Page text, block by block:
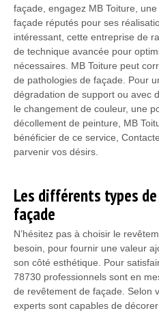
façade, engagez MB Toiture,
façade réputés pour ses
intéressant, cette entreprise de
de technique avancée pour
nécessaires. MB Toiture peut
de pathologies de façade. Pour
dégradation de support ou avec
le changement de couleur, une
décollement de peinture, MB
bénéficier de ce service,
parvenir vos désirs.
Les différents types
façade
N’hésitez pas à choisir le
besoin, pour fournir une valeur
son côté esthétique. Pour
78730 professionnels sont en
de revêtement de façade. Selon
experts sont capables de